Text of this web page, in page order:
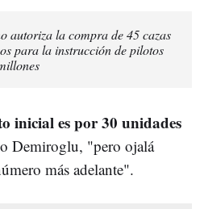
autoriza la compra de 45 cazas
para la instrucción de pilotos
inicial es por 30 unidades
Demiroglu, "pero ojalá
más adelante".